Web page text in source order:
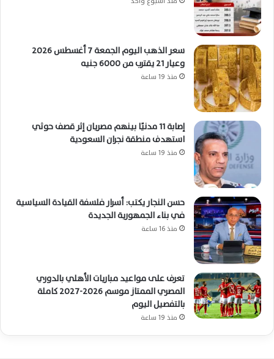
سعر الذهب اليوم الجمعة 7 أغسطس 2026
وعيار 21 يقترب من 6000 جنيه
منذ 19 ساعة
إصابة 11 مدنيًا بينهم مصريان إثر قصف حوثي
استهدف منطقة نجران السعودية
منذ 19 ساعة
حسن النجار يكتب: أسرار فلسفة القيادة السياسية
في بناء الجمهورية الجديدة
منذ 16 ساعة
تعرف على مواعيد مباريات الأهلي بالدوري
المصري الممتاز موسم 2026-2027 كاملة
بالتفصيل اليوم
منذ 19 ساعة